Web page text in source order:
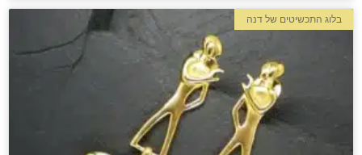
בלוג התכשיטים של דנה